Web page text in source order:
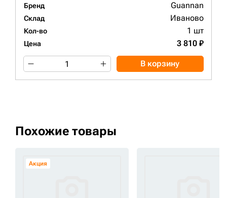
Бренд Guannan
Склад Иваново
Кол-во 1 шт
Цена 3 810 ₽
В корзину
Похожие товары
Акция